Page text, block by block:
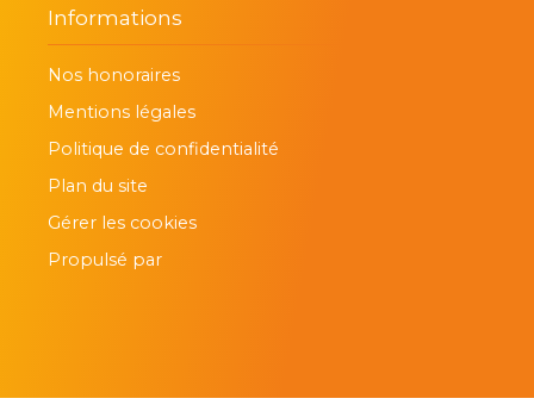
Informations
Nos honoraires
Mentions légales
Politique de confidentialité
Plan du site
Gérer les cookies
Propulsé par